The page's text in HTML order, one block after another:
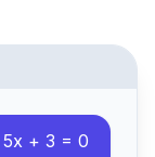
+ 3 = 0